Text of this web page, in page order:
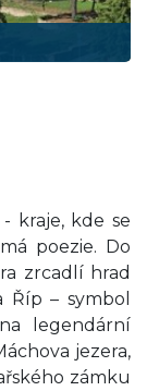
kraje, kde se
poezie. Do
zrcadlí hrad
– symbol
legendární
jezera,
zámku